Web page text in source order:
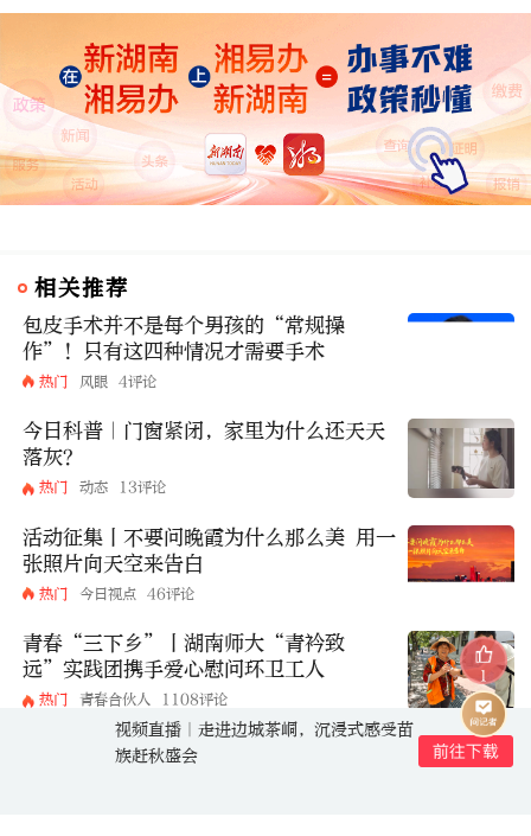
相关推荐
包皮手术并不是每个男孩的“常规操
作”！只有这四种情况才需要手术
热门 风眼 4评论
今日科普｜门窗紧闭，家里为什么还天天
落灰？
热门 动态 13评论
活动征集丨不要问晚霞为什么那么美 用一
张照片向天空来告白
热门 今日视点 46评论
青春“三下乡”丨湖南师大“青衿致
远”实践团携手爱心慰问环卫工人
热门 青春合伙人 1108评论
视频直播｜走进边城茶峒，沉浸式感受苗
族赶秋盛会
1